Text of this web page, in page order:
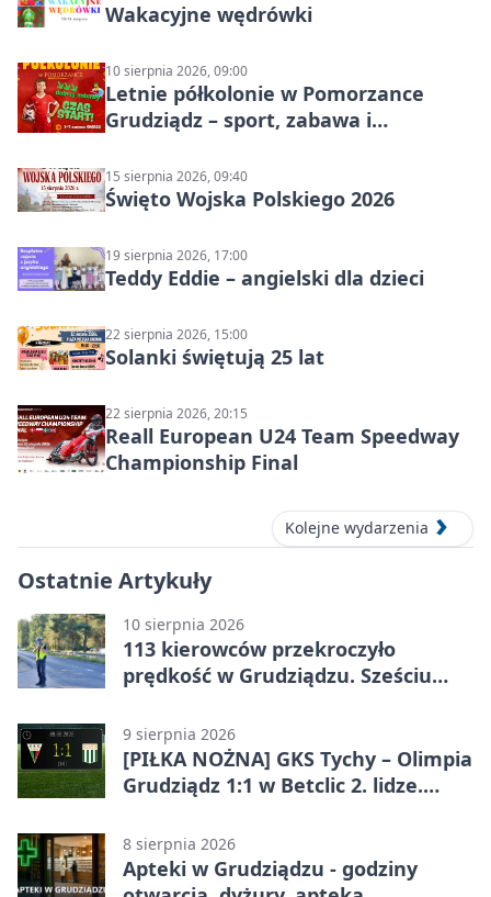
Wakacyjne wędrówki
10 sierpnia 2026, 09:00
Letnie półkolonie w Pomorzance
Grudziądz – sport, zabawa i
15 sierpnia 2026, 09:40
Święto Wojska Polskiego 2026
19 sierpnia 2026, 17:00
Teddy Eddie – angielski dla dzieci
22 sierpnia 2026, 15:00
Solanki świętują 25 lat
22 sierpnia 2026, 20:15
Reall European U24 Team Speedway
Championship Final
Kolejne wydarzenia
Ostatnie Artykuły
10 sierpnia 2026
113 kierowców przekroczyło
prędkość w Grudziądzu. Sześciu
9 sierpnia 2026
[PIŁKA NOŻNA] GKS Tychy – Olimpia
Grudziądz 1:1 w Betclic 2. lidze.
8 sierpnia 2026
Apteki w Grudziądzu - godziny